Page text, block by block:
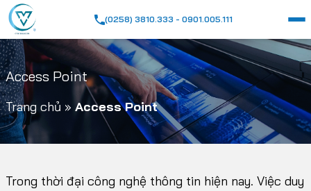
(0258) 3810.333 - 0901.005.111
Access Point
Trang chủ » Access Point
Trong thời đại công nghệ thông tin hiện nay. Việc duy